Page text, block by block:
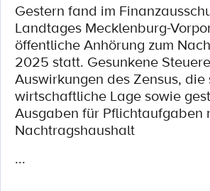
Gestern fand im
Landtages Mecklenburg-
öffentliche Anhörung zum
2025 statt. Gesunkene
Auswirkungen des Zensus, die
wirtschaftliche Lage sowie
Ausgaben für Pflichtaufgaben
Nachtragshaushalt
...